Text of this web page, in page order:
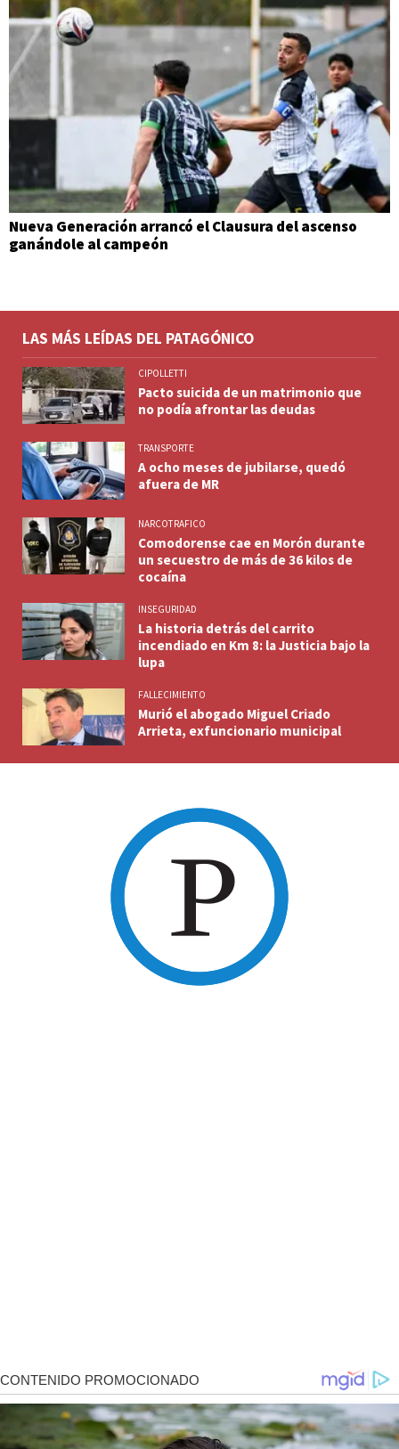
Nueva Generación arrancó el Clausura del ascenso
ganándole al campeón
LAS MÁS LEÍDAS DEL PATAGÓNICO
CIPOLLETTI
Pacto suicida de un matrimonio que
no podía afrontar las deudas
TRANSPORTE
A ocho meses de jubilarse, quedó
afuera de MR
NARCOTRAFICO
Comodorense cae en Morón durante
un secuestro de más de 36 kilos de
cocaína
INSEGURIDAD
La historia detrás del carrito
incendiado en Km 8: la Justicia bajo la
lupa
FALLECIMIENTO
Murió el abogado Miguel Criado
Arrieta, exfuncionario municipal